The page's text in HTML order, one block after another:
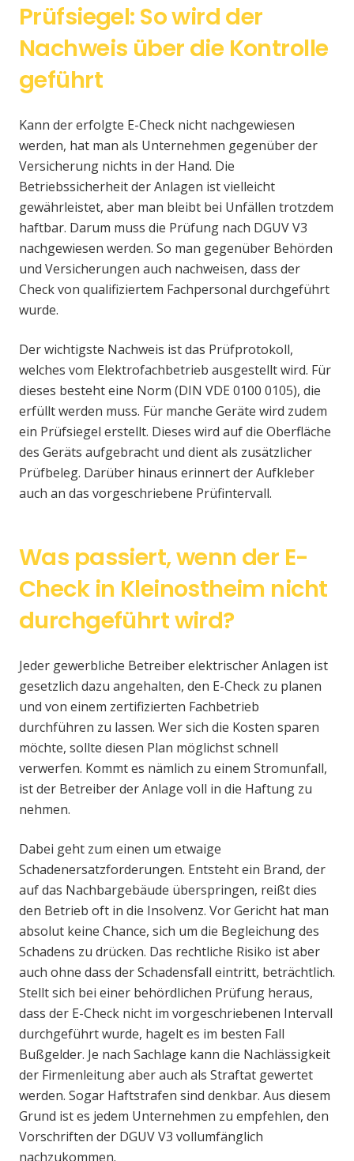
Prüfsiegel: So wird der
Nachweis über die Kontrolle
geführt
Kann der erfolgte E-Check nicht nachgewiesen
werden, hat man als Unternehmen gegenüber der
Versicherung nichts in der Hand. Die
Betriebssicherheit der Anlagen ist vielleicht
gewährleistet, aber man bleibt bei Unfällen trotzdem
haftbar. Darum muss die Prüfung nach DGUV V3
nachgewiesen werden. So man gegenüber Behörden
und Versicherungen auch nachweisen, dass der
Check von qualifiziertem Fachpersonal durchgeführt
wurde.
Der wichtigste Nachweis ist das Prüfprotokoll,
welches vom Elektrofachbetrieb ausgestellt wird. Für
dieses besteht eine Norm (DIN VDE 0100 0105), die
erfüllt werden muss. Für manche Geräte wird zudem
ein Prüfsiegel erstellt. Dieses wird auf die Oberfläche
des Geräts aufgebracht und dient als zusätzlicher
Prüfbeleg. Darüber hinaus erinnert der Aufkleber
auch an das vorgeschriebene Prüfintervall.
Was passiert, wenn der E-
Check in Kleinostheim nicht
durchgeführt wird?
Jeder gewerbliche Betreiber elektrischer Anlagen ist
gesetzlich dazu angehalten, den E-Check zu planen
und von einem zertifizierten Fachbetrieb
durchführen zu lassen. Wer sich die Kosten sparen
möchte, sollte diesen Plan möglichst schnell
verwerfen. Kommt es nämlich zu einem Stromunfall,
ist der Betreiber der Anlage voll in die Haftung zu
nehmen.
Dabei geht zum einen um etwaige
Schadenersatzforderungen. Entsteht ein Brand, der
auf das Nachbargebäude überspringen, reißt dies
den Betrieb oft in die Insolvenz. Vor Gericht hat man
absolut keine Chance, sich um die Begleichung des
Schadens zu drücken. Das rechtliche Risiko ist aber
auch ohne dass der Schadensfall eintritt, beträchtlich.
Stellt sich bei einer behördlichen Prüfung heraus,
dass der E-Check nicht im vorgeschriebenen Intervall
durchgeführt wurde, hagelt es im besten Fall
Bußgelder. Je nach Sachlage kann die Nachlässigkeit
der Firmenleitung aber auch als Straftat gewertet
werden. Sogar Haftstrafen sind denkbar. Aus diesem
Grund ist es jedem Unternehmen zu empfehlen, den
Vorschriften der DGUV V3 vollumfänglich
nachzukommen.